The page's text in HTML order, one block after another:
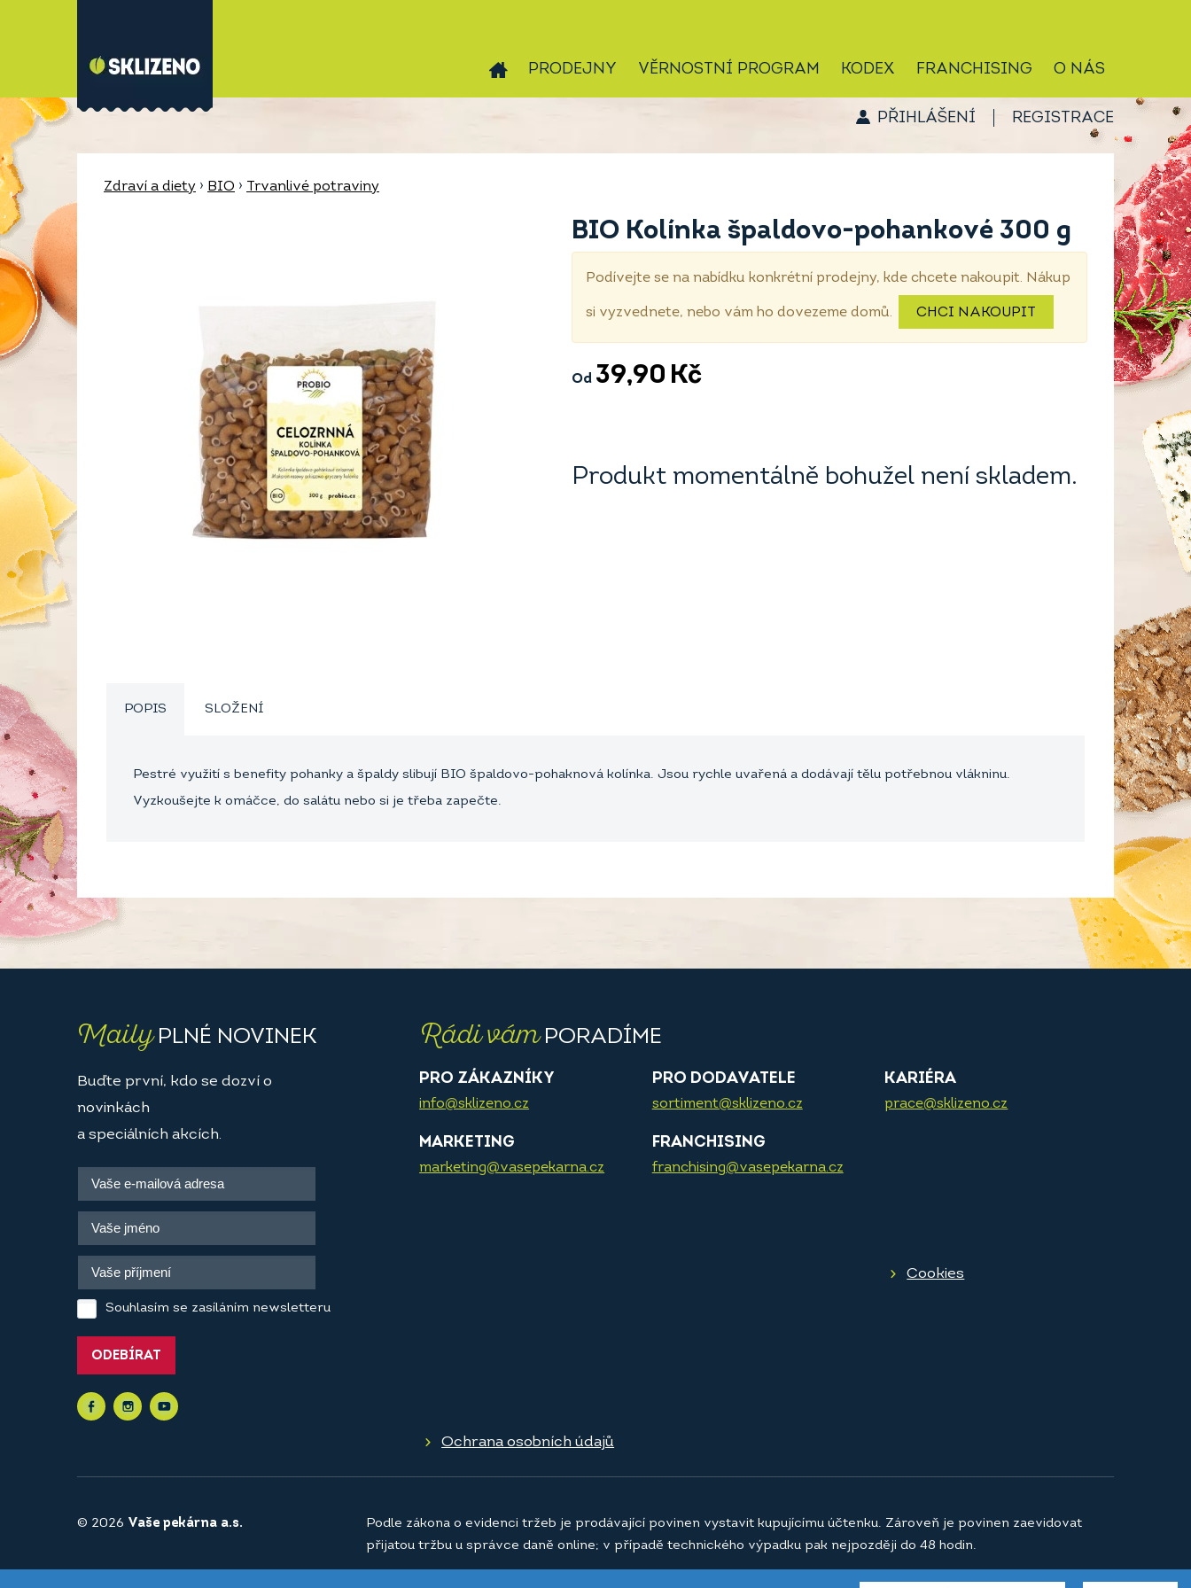
PRODEJNY VĚRNOSTNÍ PROGRAM KODEX FRANCHISING O NÁS
PŘIHLÁŠENÍ REGISTRACE
Zdraví a diety › BIO › Trvanlivé potraviny
BIO Kolínka špaldovo-pohankové 300 g
Podívejte se na nabídku konkrétní prodejny, kde chcete nakoupit. Nákup
si vyzvednete, nebo vám ho dovezeme domů. CHCI NAKOUPIT
Od 39,90 Kč
Produkt momentálně bohužel není skladem.
POPIS SLOŽENÍ
Pestré využití s benefity pohanky a špaldy slibují BIO špaldovo-pohaknová kolínka. Jsou rychle uvařená a dodávají tělu potřebnou vlákninu.
Vyzkoušejte k omáčce, do salátu nebo si je třeba zapečte.
MailyPLNÉ NOVINEK
Buďte první, kdo se dozví o
novinkách
a speciálních akcích.
Souhlasím se zasíláním newsletteru
ODEBÍRAT
Rádi vámPORADÍME
PRO ZÁKAZNÍKY
info@sklizeno.cz
PRO DODAVATELE
sortiment@sklizeno.cz
KARIÉRA
prace@sklizeno.cz
MARKETING
marketing@vasepekarna.cz
FRANCHISING
franchising@vasepekarna.cz
Cookies
Ochrana osobních údajů
© 2026 Vaše pekárna a.s.
Podle zákona o evidenci tržeb je prodávající povinen vystavit kupujícímu účtenku. Zároveň je povinen zaevidovat
přijatou tržbu u správce daně online; v případě technického výpadku pak nejpozději do 48 hodin.